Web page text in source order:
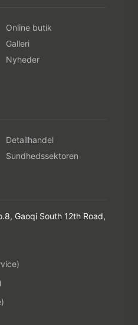
Online butik
Galleri
Nyheder
Detailhandel
Sundhedssektoren
Gaoqi South 12th Road,